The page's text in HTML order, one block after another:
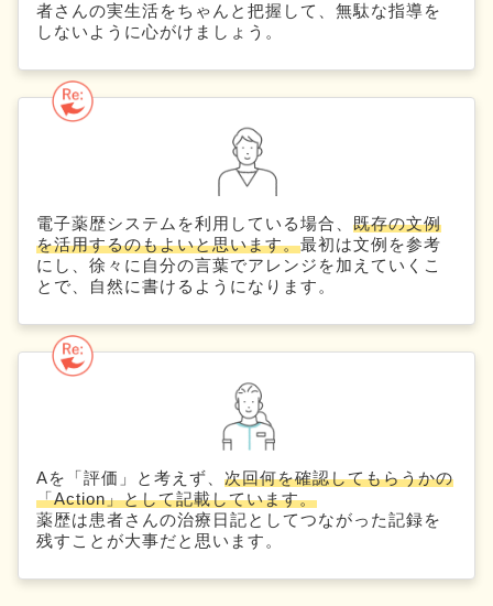
者さんの実生活をちゃんと把握して、無駄な指導を
しないように心がけましょう。
電子薬歴システムを利用している場合、 既存の文例
を活用するのもよいと思います。最初は文例を参考
にし、徐々に自分の言葉でアレンジを加えていくこ
とで、自然に書けるようになります。
Aを「評価」と考えず、 次回何を確認してもらうかの
「Action」として記載しています。
薬歴は患者さんの治療日記としてつながった記録を
残すことが大事だと思います。